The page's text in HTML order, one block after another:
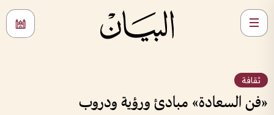
ثقافة
«فن السعادة» مبادئ ورؤية ودروب